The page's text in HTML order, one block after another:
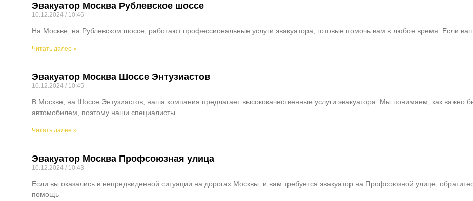
Эвакуатор Москва Рублевское шоссе
10.12.2024 10:46
На Москве, на Рублевском шоссе, работают профессиональные услуги эвакуатора, готовые помочь вам в любое время. Если
Читать далее »
Эвакуатор Москва Шоссе Энтузиастов
10.12.2024 10:45
В Москве, на Шоссе Энтузиастов, наша компания предлагает высококачественные услуги эвакуатора. Мы понимаем, как
автомобилем, поэтому наши специалисты
Читать далее »
Эвакуатор Москва Профсоюзная улица
10.12.2024 10:43
Если вы оказались в непредвиденной ситуации на дорогах Москвы, и вам требуется эвакуатор на Профсоюзной улице,
помощь